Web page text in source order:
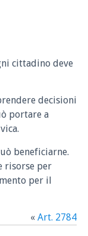
cittadino deve
decisioni
portare a
beneficiarne.
risorse per
per il
« Art. 2784